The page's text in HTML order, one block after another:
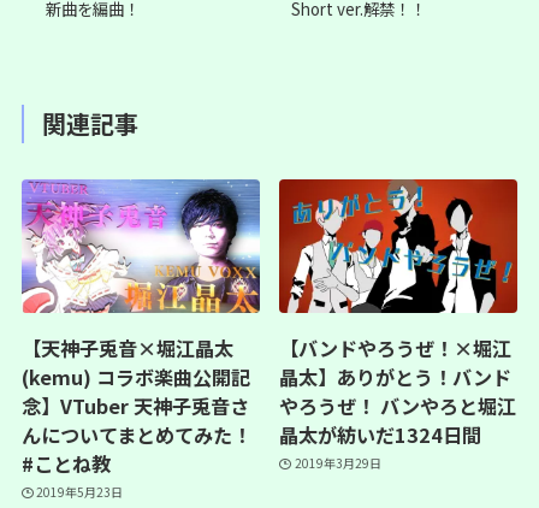
新曲を編曲！
Short ver.解禁！！
関連記事
【天神子兎音×堀江晶太
(kemu) コラボ楽曲公開記
念】VTuber 天神子兎音さ
んについてまとめてみた！
#ことね教
2019年5月23日
【バンドやろうぜ！×堀江
晶太】ありがとう！バンド
やろうぜ！ バンやろと堀江
晶太が紡いだ1324日間
2019年3月29日